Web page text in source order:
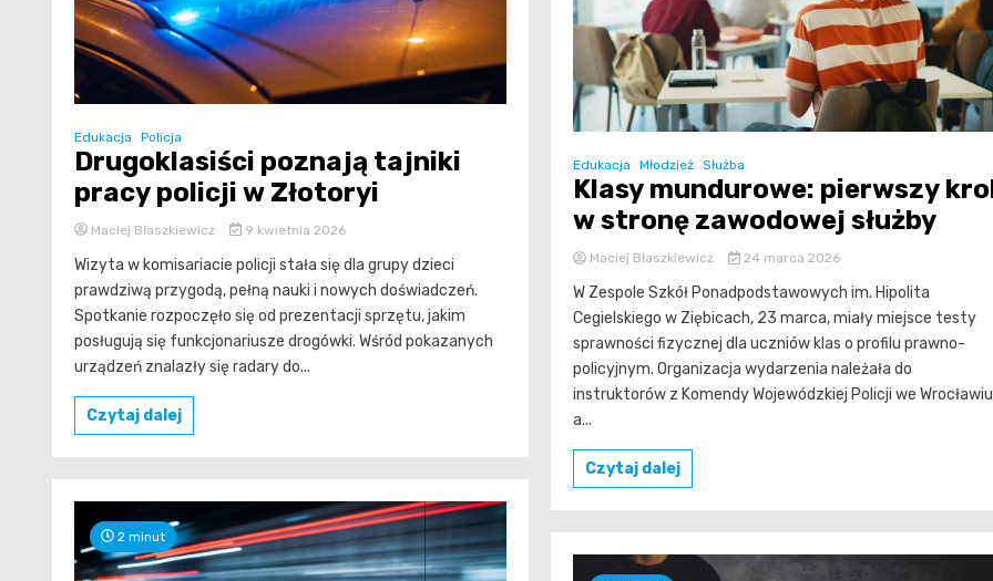
Edukacja Policja
Drugoklasiści poznają tajniki
pracy policji w Złotoryi
Maciej Błaszkiewicz 9 kwietnia 2026
Wizyta w komisariacie policji stała się dla grupy dzieci
prawdziwą przygodą, pełną nauki i nowych doświadczeń.
Spotkanie rozpoczęło się od prezentacji sprzętu, jakim
posługują się funkcjonariusze drogówki. Wśród pokazanych
urządzeń znalazły się radary do...
Czytaj dalej
2 minut
Edukacja Młodzież Służba
Klasy mundurowe: pierwszy
w stronę zawodowej służby
Maciej Błaszkiewicz 24 marca 2026
W Zespole Szkół Ponadpodstawowych im. Hipolita
Cegielskiego w Ziębicach, 23 marca, miały miejsce testy
sprawności fizycznej dla uczniów klas o profilu prawno-
policyjnym. Organizacja wydarzenia należała do
instruktorów z Komendy Wojewódzkiej Policji we
a...
Czytaj dalej